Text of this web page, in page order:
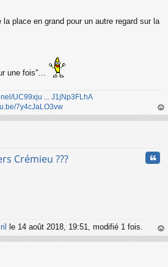
place en grand pour un autre regard sur la
une fois"...
UC99xju ... J1jNp3FLhA
7y4cJaLO3vw
au
Crémieu ???
le 14 août 2018, 19:51, modifié 1 fois.
au